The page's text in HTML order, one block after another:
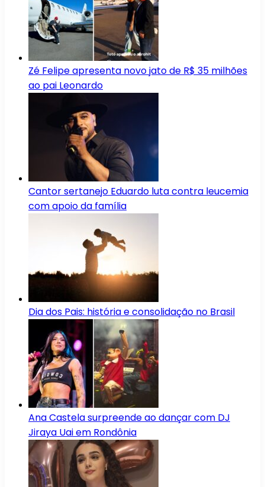
Zé Felipe apresenta novo jato de R$ 35 milhões
ao pai Leonardo
Cantor sertanejo Eduardo luta contra leucemia
com apoio da família
Dia dos Pais: história e consolidação no Brasil
Ana Castela surpreende ao dançar com DJ
Jiraya Uai em Rondônia